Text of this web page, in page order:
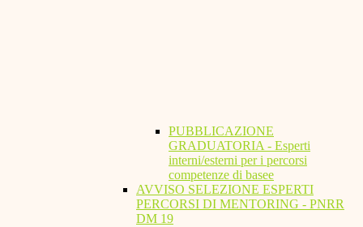
PUBBLICAZIONE
GRADUATORIA - Esperti
interni/esterni per i percorsi
competenze di basee
AVVISO SELEZIONE ESPERTI
PERCORSI DI MENTORING - PNRR
DM 19